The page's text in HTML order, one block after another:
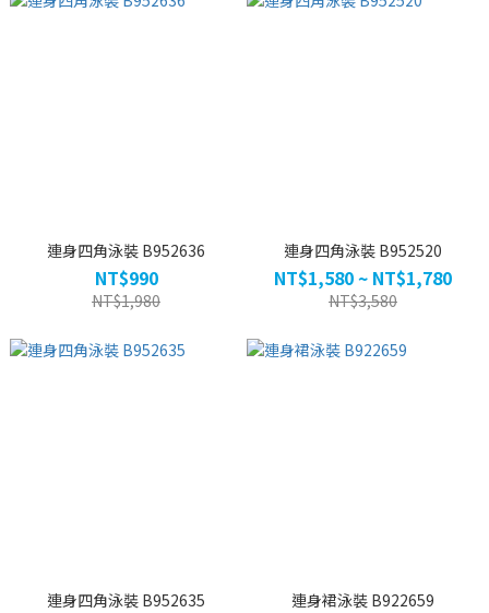
連身四角泳裝 B952636
NT$990
NT$1,980
連身四角泳裝 B952520
NT$1,580 ~ NT$1,780
NT$3,580
連身四角泳裝 B952635 連身裙泳裝 B922659